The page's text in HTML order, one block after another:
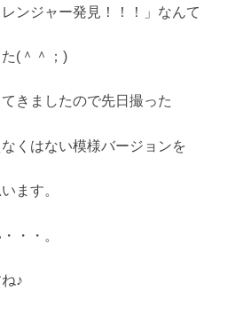
ンジャー発見！！！」なんて
(＾＾；)
きましたので先日撮った
くはない模様バージョンを
ます。
・・。
♪